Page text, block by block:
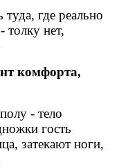
где реально
толку нет,
комфорта,
- тело
гость
затекают ноги,